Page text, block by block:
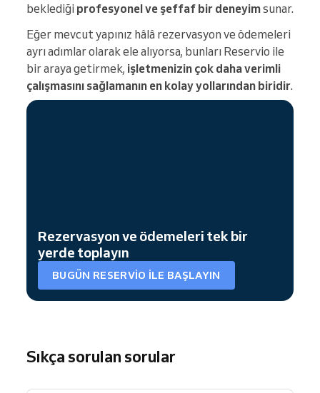
beklediği profesyonel ve şeffaf bir deneyimsunar.
Eğer mevcut yapınız hâlâ rezervasyon ve ödemeleri
ayrı adımlar olarak ele alıyorsa, bunları Reservio ile
bir araya getirmek, işletmenizin çok daha verimli
çalışmasını sağlamanın en kolay yollarından biridir.
Rezervasyon ve ödemeleri tek bir
yerde toplayın
BUGÜN RESERVIO ILE BAŞLAYIN
Sıkça sorulan sorular